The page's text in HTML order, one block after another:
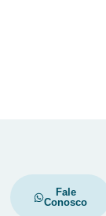
Fale
Conosco